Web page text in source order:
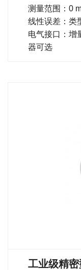
测量范围：0
线性误差：类
电气接口：增
器可选
工业级精